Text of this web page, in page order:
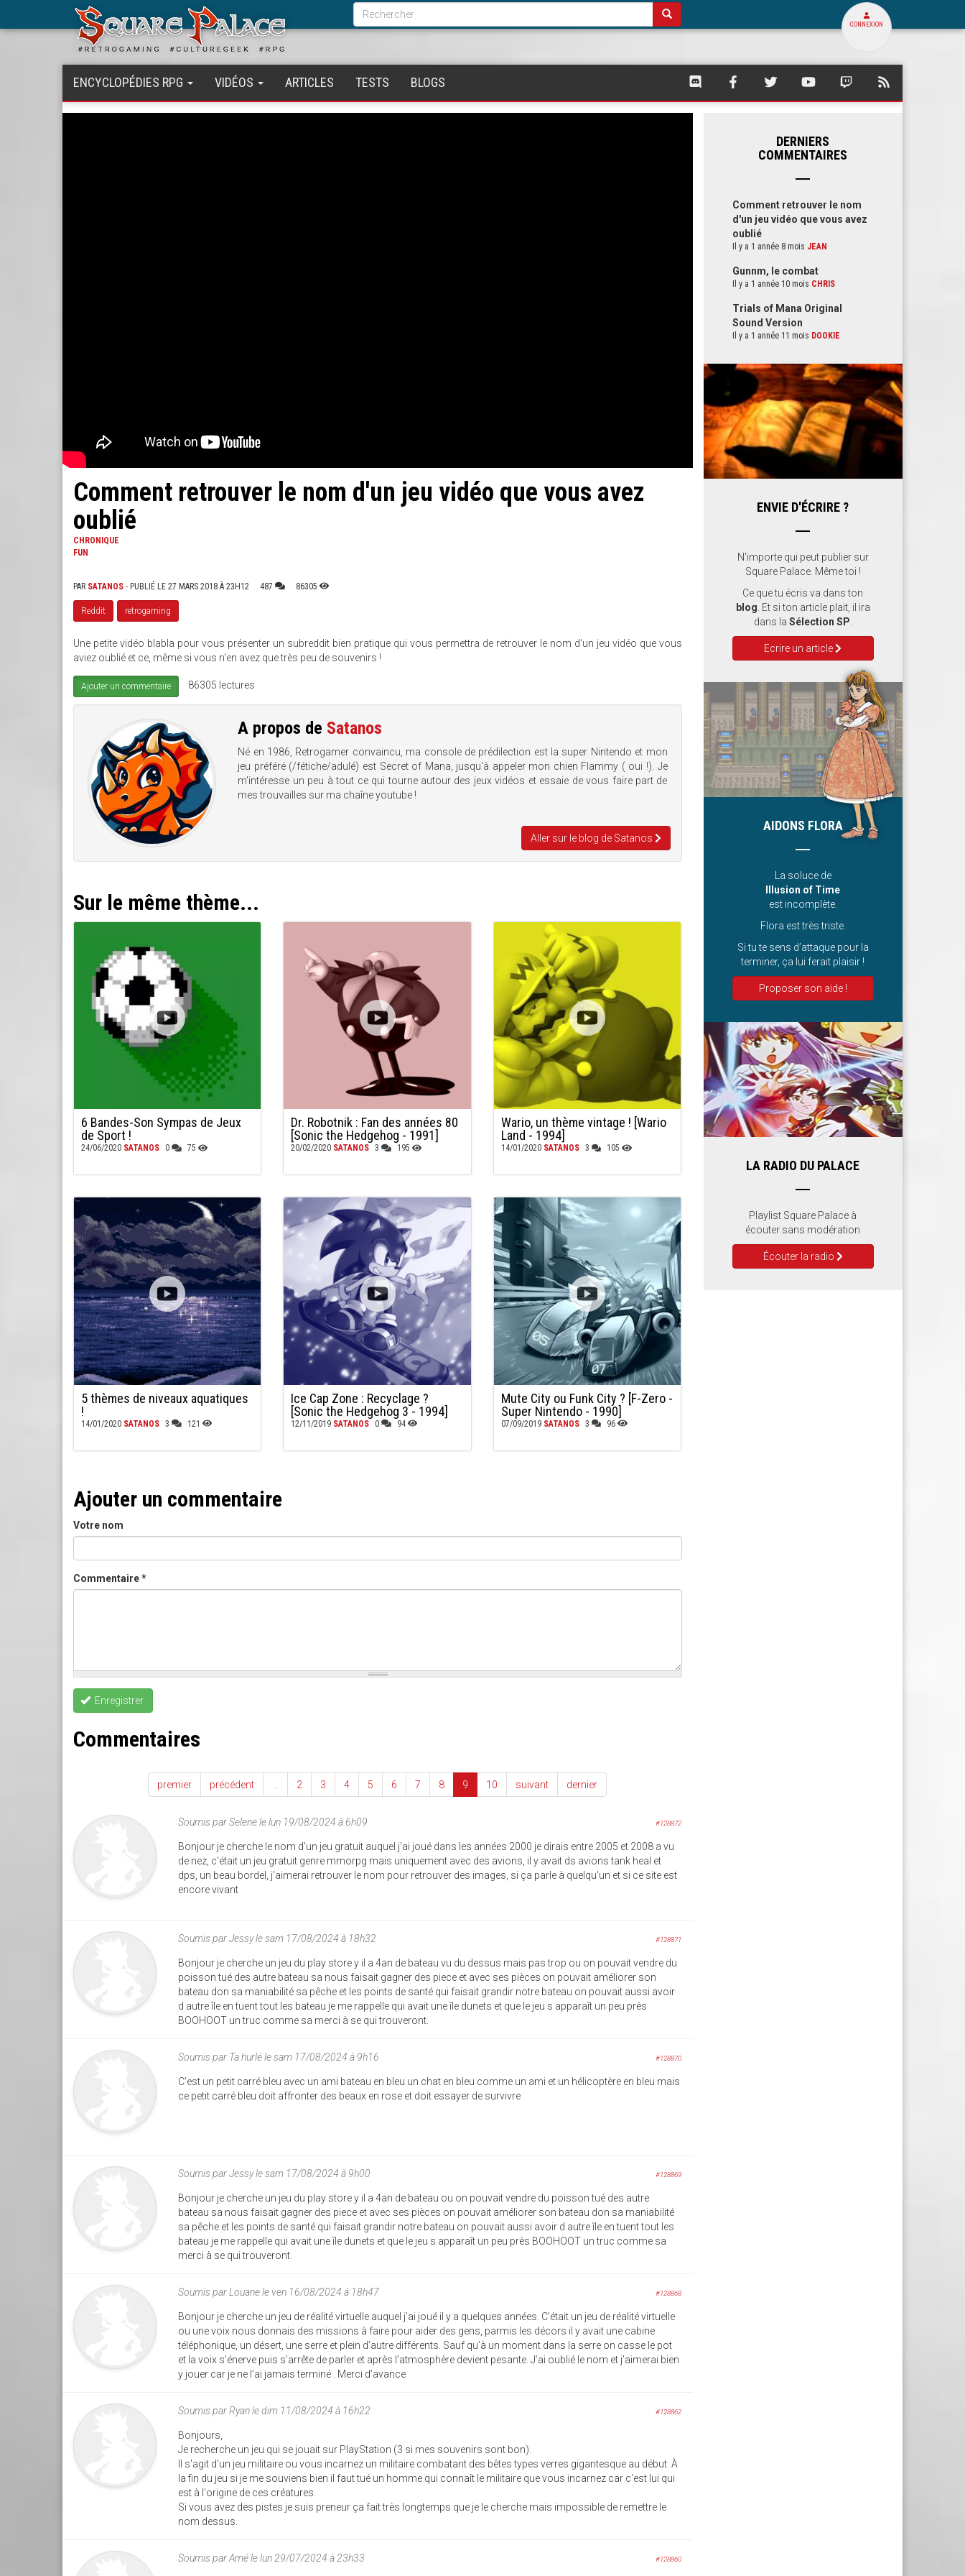
Formulaire
de
recherche
Rechercher
CONNEXION
ENCYCLOPÉDIES RPG VIDÉOS ARTICLES TESTS BLOGS
SQUARE
SQUARE SQUARE SQUARE SQUARE
Comment retrouver le nom d'un jeu vidéo que vous avez
oublié
CHRONIQUE
FUN
PAR SATANOS - PUBLIÉ LE 27 MARS 2018 À 23H12 487 86305
Reddit retrogaming
Une petite vidéo blabla pour vous présenter un subreddit bien pratique qui vous permettra de retrouver le nom d'un jeu vidéo que vous
aviez oublié et ce, même si vous n'en avez que très peu de souvenirs !
Ajouter un commentaire 86305 lectures
A propos de Satanos
Né en 1986, Retrogamer convaincu, ma console de prédilection est la super Nintendo et mon
jeu préféré (/fétiche/adulé) est Secret of Mana, jusqu'à appeler mon chien Flammy ( oui !). Je
m'intéresse un peu à tout ce qui tourne autour des jeux vidéos et essaie de vous faire part de
mes trouvailles sur ma chaîne youtube !
Aller sur le blog de Satanos
Sur le même thème...
6 Bandes-Son Sympas de Jeux
de Sport !
24/06/2020 SATANOS 0 75
Dr. Robotnik : Fan des années 80
[Sonic the Hedgehog - 1991]
20/02/2020 SATANOS 3 195
Wario, un thème vintage ! [Wario
Land - 1994]
14/01/2020 SATANOS 3 105
5 thèmes de niveaux aquatiques
!
14/01/2020 SATANOS 3 121
Ice Cap Zone : Recyclage ?
[Sonic the Hedgehog 3 - 1994]
12/11/2019 SATANOS 0 94
Mute City ou Funk City ? [F-Zero -
Super Nintendo - 1990]
07/09/2019 SATANOS 3 96
Ajouter un commentaire
Votre nom
Commentaire*
Enregistrer
Commentaires
premier précédent 2 3 4 5 6 7 8 9 10 suivant dernier
Soumis parSelenele lun 19/08/2024 à 6h09 #128872
Bonjour je cherche le nom d'un jeu gratuit auquel j'ai joué dans les années 2000 je dirais entre 2005 et 2008 a vu
de nez, c'était un jeu gratuit genre mmorpg mais uniquement avec des avions, il y avait ds avions tank heal et
dps, un beau bordel, j'aimerai retrouver le nom pour retrouver des images, si ça parle à quelqu'un et si ce site est
encore vivant
Soumis parJessyle sam 17/08/2024 à 18h32 #128871
Bonjour je cherche un jeu du play store y il a 4an de bateau vu du dessus mais pas trop ou on pouvait vendre du
poisson tué des autre bateau sa nous faisait gagner des piece et avec ses pièces on pouvait améliorer son
bateau don sa maniabilité sa pêche et les points de santé qui faisait grandir notre bateau on pouvait aussi avoir
d autre île en tuent tout les bateau je me rappelle qui avait une île dunets et que le jeu s apparaît un peu près
BOOHOOT un truc comme sa merci à se qui trouveront.
Soumis par Ta hurléle sam 17/08/2024 à 9h16 #128870
C’est un petit carré bleu avec un ami bateau en bleu un chat en bleu comme un ami et un hélicoptère en bleu mais
ce petit carré bleu doit affronter des beaux en rose et doit essayer de survivre
Soumis parJessyle sam 17/08/2024 à 9h00 #128869
Bonjour je cherche un jeu du play store y il a 4an de bateau ou on pouvait vendre du poisson tué des autre
bateau sa nous faisait gagner des piece et avec ses pièces on pouvait améliorer son bateau don sa maniabilité
sa pêche et les points de santé qui faisait grandir notre bateau on pouvait aussi avoir d autre île en tuent tout les
bateau je me rappelle qui avait une île dunets et que le jeu s apparaît un peu près BOOHOOT un truc comme sa
merci à se qui trouveront.
Soumis parLouanele ven 16/08/2024 à 18h47 #128868
Bonjour je cherche un jeu de réalité virtuelle auquel j’ai joué il y a quelques années. C’était un jeu de réalité virtuelle
ou une voix nous donnais des missions à faire pour aider des gens, parmis les décors il y avait une cabine
téléphonique, un désert, une serre et plein d’autre différents. Sauf qu’à un moment dans la serre on casse le pot
et la voix s’énerve puis s’arrête de parler et après l’atmosphère devient pesante. J’ai oublié le nom et j’aimerai bien
y jouer car je ne l’ai jamais terminé . Merci d’avance
Soumis parRyanle dim 11/08/2024 à 16h22 #128862
Bonjours,
Je recherche un jeu qui se jouait sur PlayStation (3 si mes souvenirs sont bon).
Il s'agit d'un jeu militaire ou vous incarnez un militaire combatant des bêtes types verres gigantesque au début. À
la fin du jeu si je me souviens bien il faut tué un homme qui connaît le militaire que vous incarnez car c'est lui qui
est à l'origine de ces créatures.
Si vous avez des pistes je suis preneur ça fait très longtemps que je le cherche mais impossible de remettre le
nom dessus.
Soumis parAméle lun 29/07/2024 à 23h33 #128860
DERNIERS
COMMENTAIRES
Comment retrouver le nom
d'un jeu vidéo que vous avez
oublié
Il y a 1 année 8 mois JEAN
Gunnm, le combat
Il y a 1 année 10 mois CHRIS
Trials of Mana Original
Sound Version
Il y a 1 année 11 mois DOOKIE
ENVIE D'ÉCRIRE ?
N'importe qui peut publier sur
Square Palace. Même toi !
Ce que tu écris va dans ton
blog . Et si ton article plait, il ira
dans la Sélection SP
Ecrire un article
AIDONS FLORA
La soluce de
Illusion of Time
est incomplète.
Flora est très triste.
Si tu te sens d’attaque pour la
terminer, ça lui ferait plaisir !
Proposer son aide !
LA RADIO DU PALACE
Playlist Square Palace à
écouter sans modération
Écouter la radio